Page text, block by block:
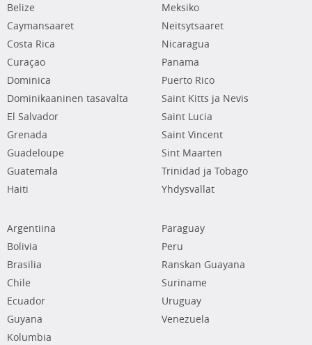
Belize
Caymansaaret
Costa Rica
Curaçao
Dominica
Dominikaaninen tasavalta
El Salvador
Grenada
Guadeloupe
Guatemala
Haiti
Meksiko
Neitsytsaaret
Nicaragua
Panama
Puerto Rico
Saint Kitts ja Nevis
Saint Lucia
Saint Vincent
Sint Maarten
Trinidad ja Tobago
Yhdysvallat
Argentiina
Bolivia
Brasilia
Chile
Ecuador
Guyana
Kolumbia
Paraguay
Peru
Ranskan Guayana
Suriname
Uruguay
Venezuela